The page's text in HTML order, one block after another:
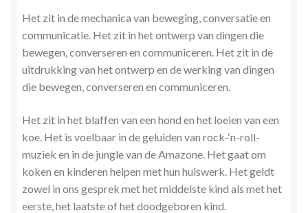
Het zit in de mechanica van beweging, conversatie en
communicatie. Het zit in het ontwerp van dingen die
bewegen, converseren en communiceren. Het zit in de
uitdrukking van het ontwerp en de werking van dingen
die bewegen, converseren en communiceren.
Het zit in het blaffen van een hond en het loeien van een
koe. Het is voelbaar in de geluiden van rock-‘n-roll-
muziek en in de jungle van de Amazone. Het gaat om
koken en kinderen helpen met hun huiswerk. Het geldt
zowel in ons gesprek met het middelste kind als met het
eerste, het laatste of het doodgeboren kind.